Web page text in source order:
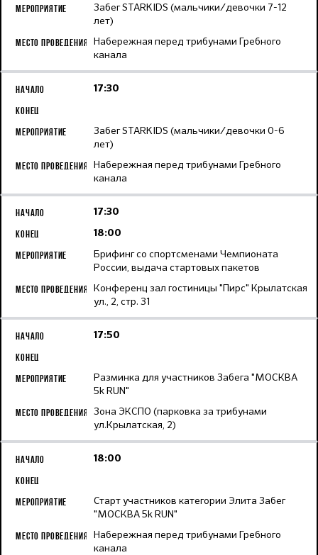
Забег STARKIDS (мальчики/девочки 7-12
лет)
Набережная перед трибунами Гребного
канала
17:30
Забег STARKIDS (мальчики/девочки 0-6
лет)
Набережная перед трибунами Гребного
канала
17:30
18:00
Брифинг со спортсменами Чемпионата
России, выдача стартовых пакетов
Конференц зал гостиницы "Пирс" Крылатская
ул., 2, стр. 31
17:50
Разминка для участников Забега "МОСКВА
5k RUN"
Зона ЭКСПО (парковка за трибунами
ул.Крылатская, 2)
18:00
Старт участников категории Элита Забег
"МОСКВА 5k RUN"
Набережная перед трибунами Гребного
канала